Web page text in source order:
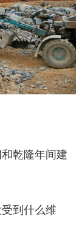
乾隆年间建
到什么维